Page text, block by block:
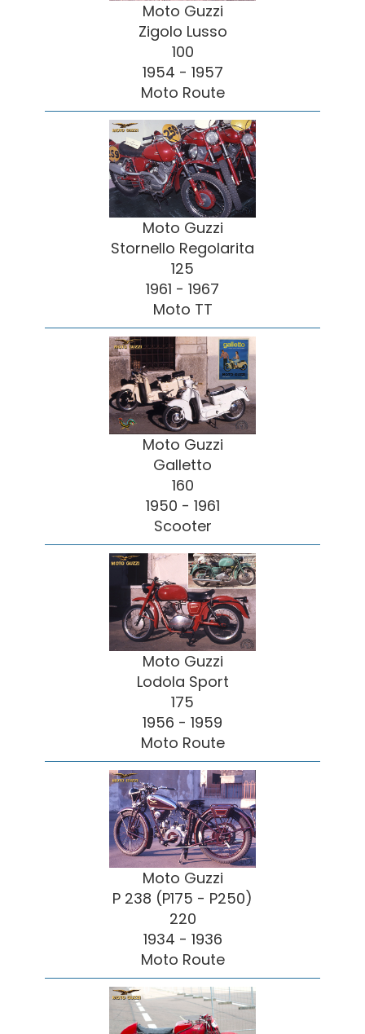
Moto Guzzi
Zigolo Lusso
100
1954 - 1957
Moto Route
Moto Guzzi
Stornello Regolarita
125
1961 - 1967
Moto TT
Moto Guzzi
Galletto
160
1950 - 1961
Scooter
Moto Guzzi
Lodola Sport
175
1956 - 1959
Moto Route
Moto Guzzi
P 238 (P175 - P250)
220
1934 - 1936
Moto Route